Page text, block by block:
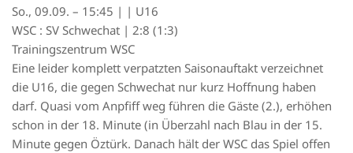
So., 09.09. – 15:45 | | U16
WSC : SV Schwechat | 2:8 (1:3)
Trainingszentrum WSC
Eine leider komplett verpatzten Saisonauftakt verzeichnet
die U16, die gegen Schwechat nur kurz Hoffnung haben
darf. Quasi vom Anpfiff weg führen die Gäste (2.), erhöhen
schon in der 18. Minute (in Überzahl nach Blau in der 15.
Minute gegen Öztürk. Danach hält der WSC das Spiel offen